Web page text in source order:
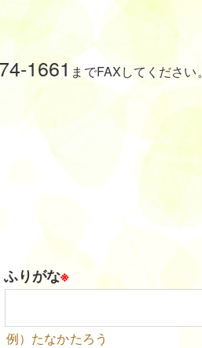
1661 までFAXしてください。
ふりがな※
例）たなかたろう